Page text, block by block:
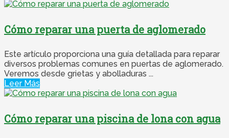
Cómo reparar una puerta de aglomerado
Este artículo proporciona una guía detallada para reparar
diversos problemas comunes en puertas de aglomerado.
Veremos desde grietas y abolladuras ...
Leer Más
Cómo reparar una piscina de lona con agua